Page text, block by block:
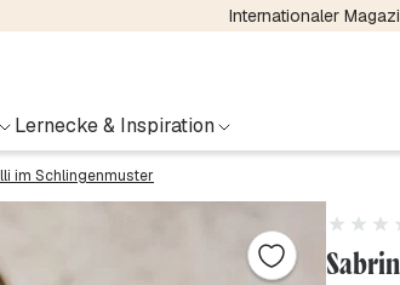
Internationaler
Lernecke & Inspiration
im Schlingenmuster